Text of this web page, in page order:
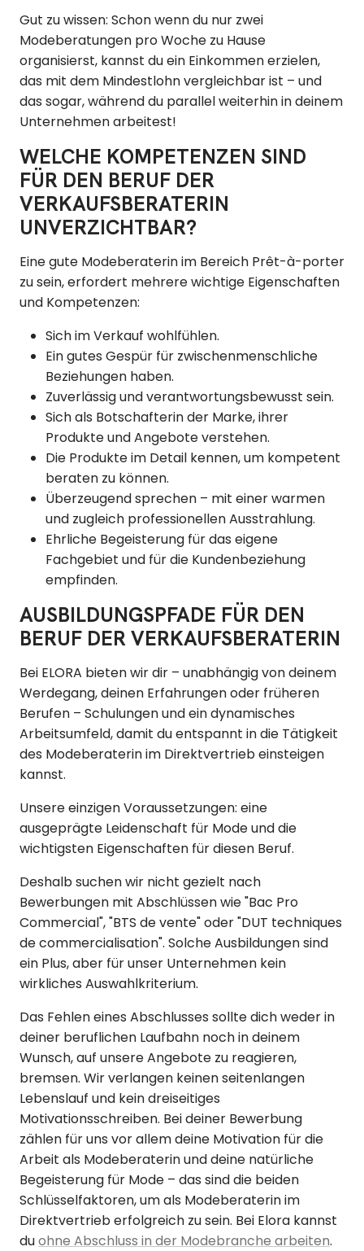
Gut zu wissen: Schon wenn du nur zwei
Modeberatungen pro Woche zu Hause
organisierst, kannst du ein Einkommen erzielen,
das mit dem Mindestlohn vergleichbar ist – und
das sogar, während du parallel weiterhin in deinem
Unternehmen arbeitest!
WELCHE KOMPETENZEN SIND
FÜR DEN BERUF DER
VERKAUFSBERATERIN
UNVERZICHTBAR?
Eine gute Modeberaterin im Bereich Prêt-à-porter
zu sein, erfordert mehrere wichtige Eigenschaften
und Kompetenzen:
Sich im Verkauf wohlfühlen.
Ein gutes Gespür für zwischenmenschliche
Beziehungen haben.
Zuverlässig und verantwortungsbewusst sein.
Sich als Botschafterin der Marke, ihrer
Produkte und Angebote verstehen.
Die Produkte im Detail kennen, um kompetent
beraten zu können.
Überzeugend sprechen – mit einer warmen
und zugleich professionellen Ausstrahlung.
Ehrliche Begeisterung für das eigene
Fachgebiet und für die Kundenbeziehung
empfinden.
AUSBILDUNGSPFADE FÜR DEN
BERUF DER VERKAUFSBERATERIN
Bei ELORA bieten wir dir – unabhängig von deinem
Werdegang, deinen Erfahrungen oder früheren
Berufen – Schulungen und ein dynamisches
Arbeitsumfeld, damit du entspannt in die Tätigkeit
des Modeberaterin im Direktvertrieb einsteigen
kannst.
Unsere einzigen Voraussetzungen: eine
ausgeprägte Leidenschaft für Mode und die
wichtigsten Eigenschaften für diesen Beruf.
Deshalb suchen wir nicht gezielt nach
Bewerbungen mit Abschlüssen wie "Bac Pro
Commercial", "BTS de vente" oder "DUT techniques
de commercialisation". Solche Ausbildungen sind
ein Plus, aber für unser Unternehmen kein
wirkliches Auswahlkriterium.
Das Fehlen eines Abschlusses sollte dich weder in
deiner beruflichen Laufbahn noch in deinem
Wunsch, auf unsere Angebote zu reagieren,
bremsen. Wir verlangen keinen seitenlangen
Lebenslauf und kein dreiseitiges
Motivationsschreiben. Bei deiner Bewerbung
zählen für uns vor allem deine Motivation für die
Arbeit als Modeberaterin und deine natürliche
Begeisterung für Mode – das sind die beiden
Schlüsselfaktoren, um als Modeberaterin im
Direktvertrieb erfolgreich zu sein. Bei Elora kannst
duohne Abschluss in der Modebranche arbeiten.